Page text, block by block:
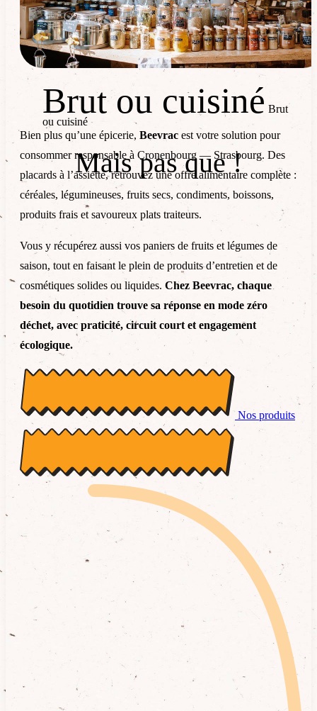
Brut ou cuisiné Brut ou
Brut ou cuisiné Brut
ou cuisiné
Mais pas que !
Bien plus qu’une épicerie, Beevrac est votre solution pour
consommer responsable à Cronenbourg — Strasbourg. Des
placards à l’assiette, retrouvez une offre alimentaire complète :
céréales, légumineuses, fruits secs, condiments, boissons,
produits frais et savoureux plats traiteurs.
Vous y récupérez aussi vos paniers de fruits et légumes de
saison, tout en faisant le plein de produits d’entretien et de
cosmétiques solides ou liquides. Chez Beevrac, chaque
besoin du quotidien trouve sa réponse en mode zéro
déchet, avec praticité, circuit court et engagement
écologique.
Nos produits